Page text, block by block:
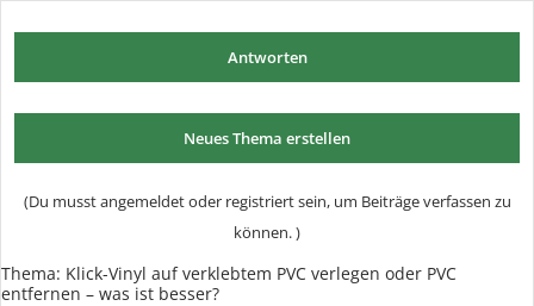
Antworten
Neues Thema erstellen
(Du musst angemeldet oder registriert sein, um Beiträge verfassen zu
können. )
Thema: Klick-Vinyl auf verklebtem PVC verlegen oder PVC
entfernen – was ist besser?